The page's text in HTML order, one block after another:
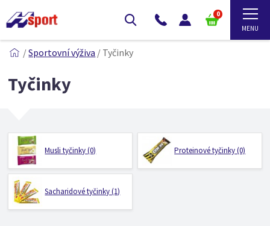
0
/Sportovní výživa / Tyčinky
Tyčinky
Musli tyčinky (0) Proteinové tyčinky (0)
Sacharidové tyčinky (1)